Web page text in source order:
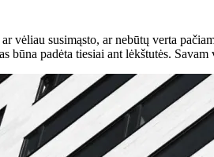
vėliau susimąsto, ar nebūtų verta
būna padėta tiesiai ant lėkštutės.